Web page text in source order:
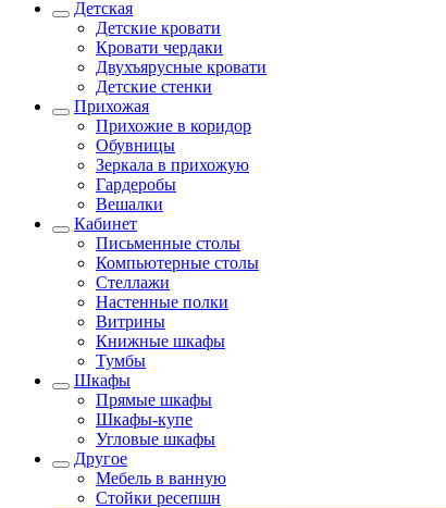
Детская
Детские кровати
Кровати чердаки
Двухъярусные кровати
Детские стенки
Прихожая
Прихожие в коридор
Обувницы
Зеркала в прихожую
Гардеробы
Вешалки
Кабинет
Письменные столы
Компьютерные столы
Стеллажи
Настенные полки
Витрины
Книжные шкафы
Тумбы
Шкафы
Прямые шкафы
Шкафы-купе
Угловые шкафы
Другое
Мебель в ванную
Стойки ресепшн